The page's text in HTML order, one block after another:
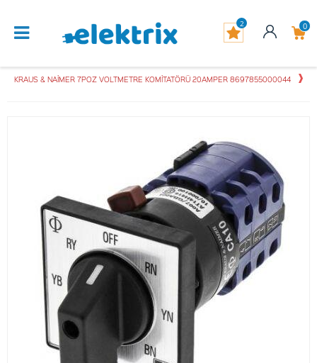
0
2
KRAUS & NAİMER 7POZ VOLTMETRE KOMİTATÖRÜ 20AMPER 8697855000044